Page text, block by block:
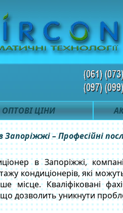
ОПТОВІ ЦІНИ
– Професійні
в Запоріжжі,
кондиціонерів, які
місце. Кваліфіковані
дозволить уникнути